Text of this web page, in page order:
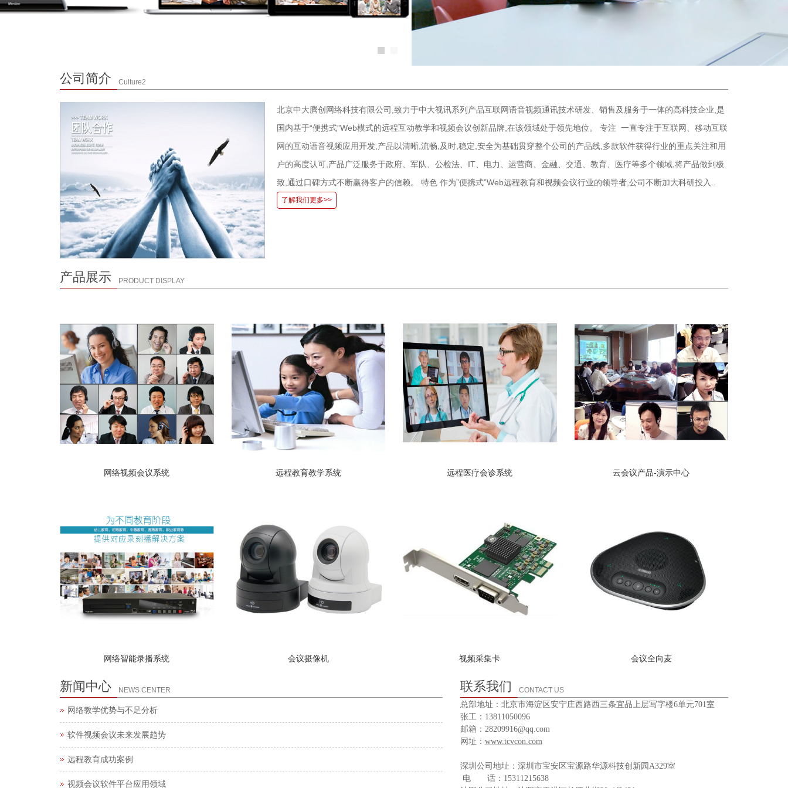
公司简介 Culture2
北京中大腾创网络科技有限公司,致力于中大视讯系列产品互联网语音视频通讯技术研发、销售及服务于一体的高科技企业,是
国内基于“便携式”Web模式的远程互动教学和视频会议创新品牌,在该领域处于领先地位。 专注 一直专注于互联网、移动互联
网的互动语音视频应用开发,产品以清晰,流畅,及时,稳定,安全为基础贯穿整个公司的产品线,多款软件获得行业的重点关注和用
户的高度认可,产品广泛服务于政府、军队、公检法、IT、电力、运营商、金融、交通、教育、医疗等多个领域,将产品做到极
致,通过口碑方式不断赢得客户的信赖。 特色 作为”便携式”Web远程教育和视频会议行业的领导者,公司不断加大科研投入..
了解我们更多>>
产品展示 PRODUCT DISPLAY
网络视频会议系统 远程教育教学系统 远程医疗会诊系统 云会议产品-演示中心
网络智能录播系统 会议摄像机 视频采集卡 会议全向麦
新闻中心 NEWS CENTER
网络教学优势与不足分析
软件视频会议未来发展趋势
远程教育成功案例
视频会议软件平台应用领域
联系我们 CONTACT US
总部地址：北京市海淀区安宁庄西路西三条宜品上层写字楼6单元701室
张工：13811050096
邮箱：28209916@qq.com
网址： www.tcvcon.com
深圳公司地址：深圳市宝安区宝源路华源科技创新园A329室
电 话：15311215638